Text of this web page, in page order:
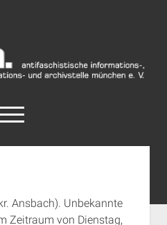
open
menu
rss info@aida-archiv.de
Ansbach). Unbekannte
Zeitraum von Dienstag,